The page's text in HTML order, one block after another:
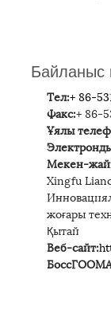
Байланыс
Тел:+ 86-
Факс:+ 86-
Ұялы
Мекен-
Xingfu
жоғары
Қытай
Веб-сайт: